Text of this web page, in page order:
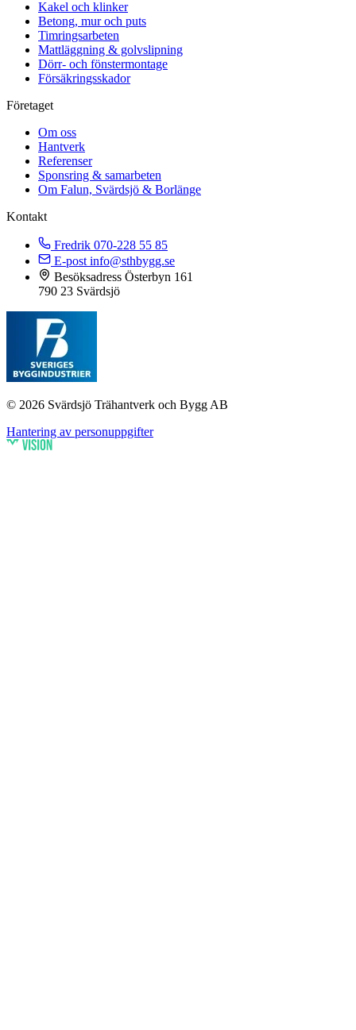
Kakel och klinker
Betong, mur och puts
Timringsarbeten
Mattläggning & golvslipning
Dörr- och fönstermontage
Försäkringsskador
Företaget
Om oss
Hantverk
Referenser
Sponsring & samarbeten
Om Falun, Svärdsjö & Borlänge
Kontakt
Fredrik 070-228 55 85
E-post info@sthbygg.se
Besöksadress Österbyn 161
790 23 Svärdsjö
© 2026 Svärdsjö Trähantverk och Bygg AB
Hantering av personuppgifter